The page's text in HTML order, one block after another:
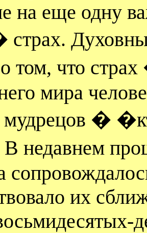
на еще одну
том, что
мира
�
недавнем
их